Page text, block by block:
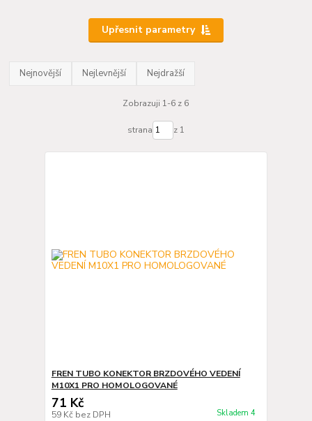
Upřesnit parametry
Nejnovější Nejlevnější Nejdražší
Zobrazuji 1-6 z 6
strana z 1
FREN TUBO KONEKTOR BRZDOVÉHO VEDENÍ
M10X1 PRO HOMOLOGOVANÉ
71 Kč
59 Kč bez DPH Skladem 4